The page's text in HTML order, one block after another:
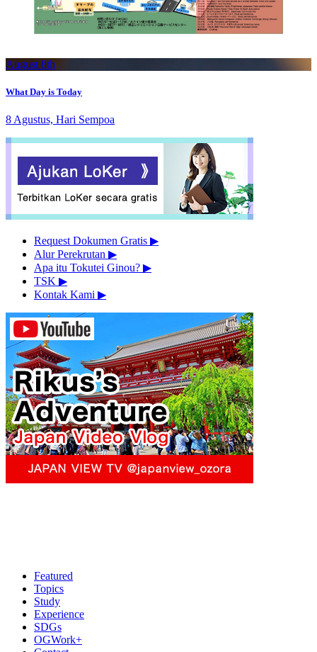
August 8th
What Day is Today
8 Agustus, Hari Sempoa
Request Dokumen Gratis ▶︎
Alur Perekrutan ▶︎
Apa itu Tokutei Ginou? ▶︎
TSK ▶︎
Kontak Kami ▶︎
Featured
Topics
Study
Experience
SDGs
OGWork+